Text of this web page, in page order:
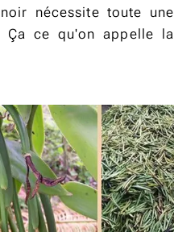
nécessite toute une
Ça ce qu'on appelle la